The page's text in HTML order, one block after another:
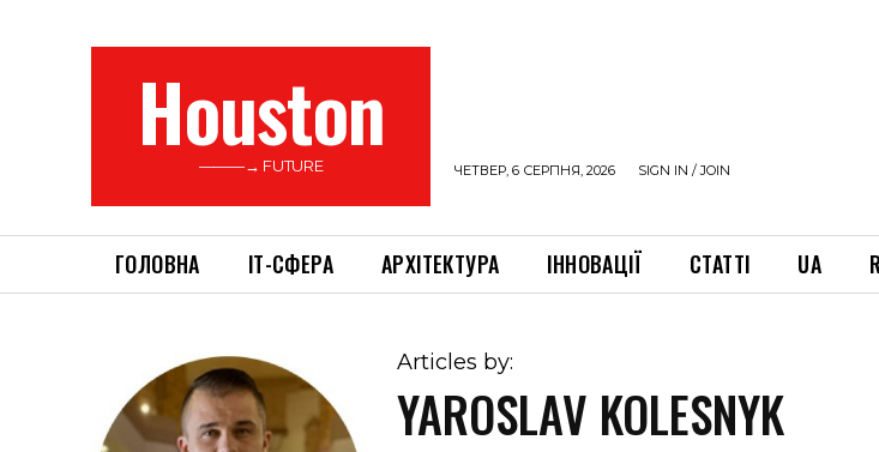
Houston
———→ FUTURE ЧЕТВЕР, 6 СЕРПНЯ, 2026 SIGN IN / JOIN
ГОЛОВНА ІТ-СФЕРА АРХІТЕКТУРА ІННОВАЦІЇ СТАТТІ UA
Articles by:
YAROSLAV KOLESNYK